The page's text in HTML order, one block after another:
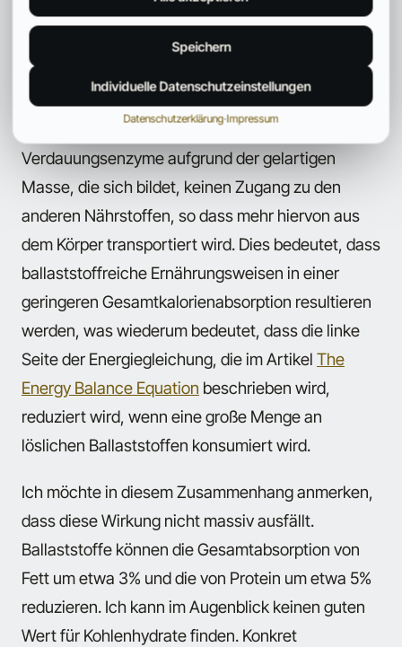
Eine andere Wirkung, die man primär bei löslichen
Ballaststoffen beobachtet, ist eine beeinträchtigte
Nährstoffabsorption und dies gilt für
Kohlenhydrate, Fette und Nahrungsprotein. Im
Grunde genommen bekommen die
Verdauungsenzyme aufgrund der gelartigen
Masse, die sich bildet, keinen Zugang zu den
anderen Nährstoffen, so dass mehr hiervon aus
dem Körper transportiert wird. Dies bedeutet, dass
ballaststoffreiche Ernährungsweisen in einer
geringeren Gesamtkalorienabsorption resultieren
werden, was wiederum bedeutet, dass die linke
Seite der Energiegleichung, die im Artikel The
Energy Balance Equation beschrieben wird,
reduziert wird, wenn eine große Menge an
löslichen Ballaststoffen konsumiert wird.
Ich möchte in diesem Zusammenhang anmerken,
dass diese Wirkung nicht massiv ausfällt.
Ballaststoffe können die Gesamtabsorption von
Fett um etwa 3% und die von Protein um etwa 5%
reduzieren. Ich kann im Augenblick keinen guten
Wert für Kohlenhydrate finden. Konkret
Speichern
Individuelle Datenschutzeinstellungen
Datenschutzerklärung·Impressum